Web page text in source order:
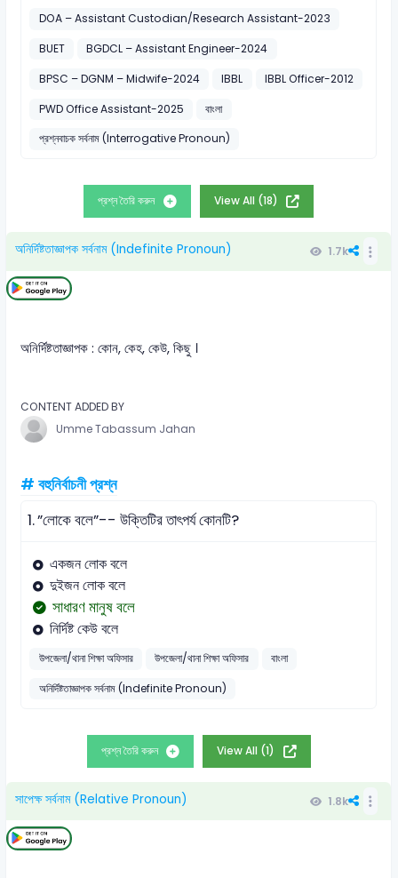
DOA – Assistant Custodian/Research Assistant-2023
BUET
BGDCL – Assistant Engineer-2024
BPSC – DGNM – Midwife-2024
IBBL
IBBL Officer-2012
PWD Office Assistant-2025
বাংলা
প্রশ্নবাচক সর্বনাম (Interrogative Pronoun)
প্রশ্ন তৈরি করুন View All (18)
অনির্দিষ্টতাজ্ঞাপক সর্বনাম (Indefinite Pronoun) 1.7k
অনির্দিষ্টতাজ্ঞাপক : কোন, কেহ, কেউ, কিছু ।
CONTENT ADDED BY
Umme Tabassum Jahan
# বহুনির্বাচনী প্রশ্ন
1.”লোকে বলে”-- উক্তিটির তাৎপর্য কোনটি?
একজন লোক বলে
দুইজন লোক বলে
সাধারণ মানুষ বলে
নির্দিষ্ট কেউ বলে
উপজেলা/থানা শিক্ষা অফিসার উপজেলা/থানা শিক্ষা অফিসার
বাংলা
অনির্দিষ্টতাজ্ঞাপক সর্বনাম (Indefinite Pronoun)
প্রশ্ন তৈরি করুন View All (1)
সাপেক্ষ সর্বনাম (Relative Pronoun) 1.8k